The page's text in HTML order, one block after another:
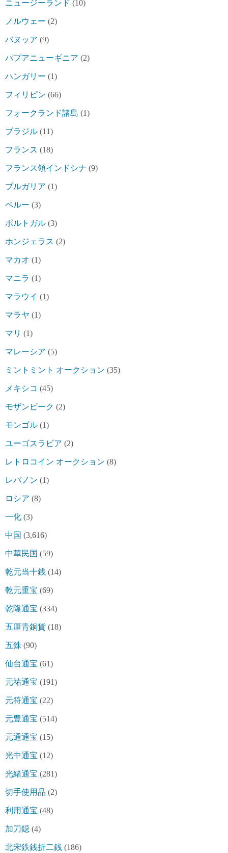
ニュージーランド (10)
ノルウェー (2)
バヌッア (9)
パプアニューギニア (2)
ハンガリー (1)
フィリピン (66)
フォークランド諸島 (1)
ブラジル (11)
フランス (18)
フランス領インドシナ (9)
ブルガリア (1)
ペルー (3)
ポルトガル (3)
ホンジェラス (2)
マカオ (1)
マニラ (1)
マラウイ (1)
マラヤ (1)
マリ (1)
マレーシア (5)
ミントミント オークション (35)
メキシコ (45)
モザンビーク (2)
モンゴル (1)
ユーゴスラビア (2)
レトロコイン オークション (8)
レバノン (1)
ロシア (8)
一化 (3)
中国 (3,616)
中華民国 (59)
乾元当十銭 (14)
乾元重宝 (69)
乾隆通宝 (334)
五厘青銅貨 (18)
五銖 (90)
仙台通宝 (61)
元祐通宝 (191)
元符通宝 (22)
元豊通宝 (514)
元通通宝 (15)
光中通宝 (12)
光緒通宝 (281)
切手使用品 (2)
利用通宝 (48)
加刀鐚 (4)
北宋鉄銭折二銭 (186)